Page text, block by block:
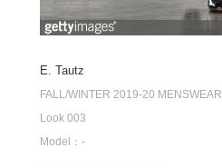
E. Tautz
FALL/WINTER 2019-20 MENSWEAR
Look 003
Model：-